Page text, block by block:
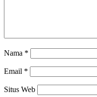
Nama *
Email *
Situs Web